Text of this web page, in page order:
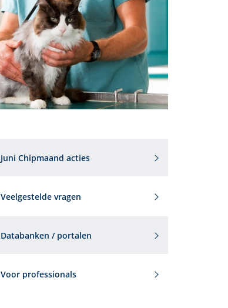
Juni Chipmaand acties
Veelgestelde vragen
Databanken / portalen
Voor professionals